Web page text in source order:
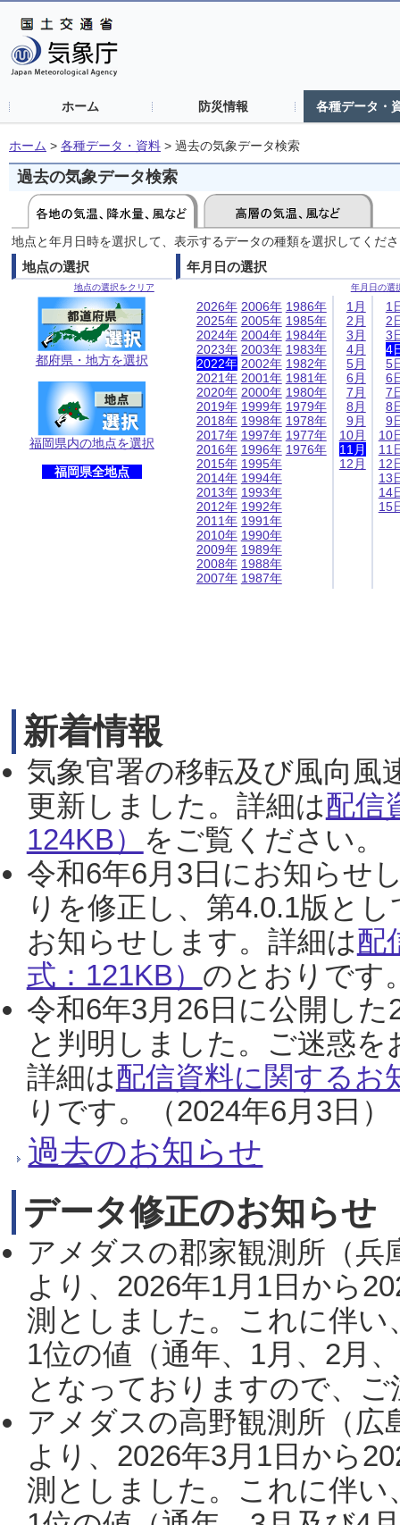
ホーム 防災情報 各種データ・
ホーム > 各種データ・資料 > 過去の気象データ検索
過去の気象データ検索
地点と年月日時を選択して、表示するデータの種類を選択してくだ
地点の選択
地点の選択をクリア
都府県・地方を選択
福岡県内の地点を選択
福岡県全地点
年月日の選択
年月日の選
2026年
2025年
2024年
2023年
2022年
2021年
2020年
2019年
2018年
2017年
2016年
2015年
2014年
2013年
2012年
2011年
2010年
2009年
2008年
2007年
2006年
2005年
2004年
2003年
2002年
2001年
2000年
1999年
1998年
1997年
1996年
1995年
1994年
1993年
1992年
1991年
1990年
1989年
1988年
1987年
1986年
1985年
1984年
1983年
1982年
1981年
1980年
1979年
1978年
1977年
1976年
1月
2月
3月
4月
5月
6月
7月
8月
9月
10月
11月
12月
1
2
3
4
5
6
7
8
9
10
11
12
13
14
15
新着情報
気象官署の移転及び風向風
更新しました。詳細は配信
124KB） をご覧ください。
令和6年6月3日にお知らせ
りを修正し、第4.0.1版と
お知らせします。詳細は配
式：121KB） のとおりです
令和6年3月26日に公開し
と判明しました。ご迷惑
詳細は配信資料に関するお
りです。（2024年6月3日）
過去のお知らせ
データ修正のお知らせ
アメダスの郡家観測所（
より、2026年1月1日から
測としました。これに伴い
1位の値（通年、1月、2月
となっておりますので、
アメダスの高野観測所（
より、2026年3月1日から
測としました。これに伴い